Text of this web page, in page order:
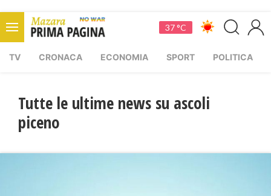
37 °C
TV CRONACA ECONOMIA SPORT POLITICA
Tutte le ultime news su ascoli
piceno